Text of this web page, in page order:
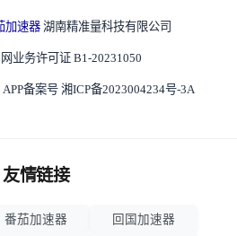
加速器 湖南精准量科技有限公司
业务许可证 B1-20231050
备案号 湘ICP备2023004234号-3A
友情链接
番茄加速器
回国加速器